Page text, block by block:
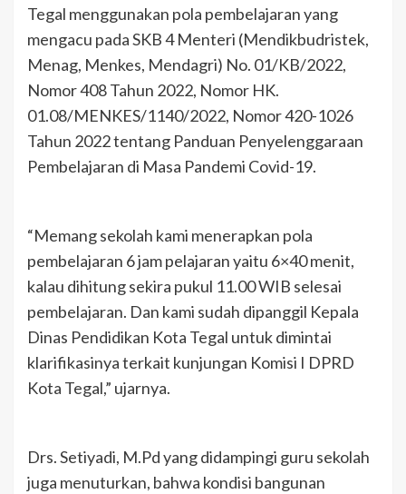
Tegal menggunakan pola pembelajaran yang
mengacu pada SKB 4 Menteri (Mendikbudristek,
Menag, Menkes, Mendagri) No. 01/KB/2022,
Nomor 408 Tahun 2022, Nomor HK.
01.08/MENKES/1140/2022, Nomor 420-1026
Tahun 2022 tentang Panduan Penyelenggaraan
Pembelajaran di Masa Pandemi Covid-19.
“Memang sekolah kami menerapkan pola
pembelajaran 6 jam pelajaran yaitu 6×40 menit,
kalau dihitung sekira pukul 11.00 WIB selesai
pembelajaran. Dan kami sudah dipanggil Kepala
Dinas Pendidikan Kota Tegal untuk dimintai
klarifikasinya terkait kunjungan Komisi I DPRD
Kota Tegal,” ujarnya.
Drs. Setiyadi, M.Pd yang didampingi guru sekolah
juga menuturkan, bahwa kondisi bangunan